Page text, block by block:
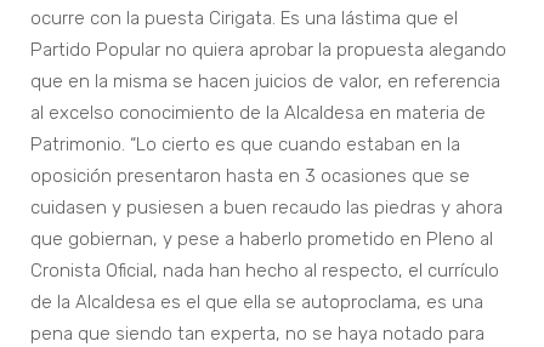
ocurre con la puesta Cirigata. Es una lástima que el
Partido Popular no quiera aprobar la propuesta alegando
que en la misma se hacen juicios de valor, en referencia
al excelso conocimiento de la Alcaldesa en materia de
Patrimonio. “Lo cierto es que cuando estaban en la
oposición presentaron hasta en 3 ocasiones que se
cuidasen y pusiesen a buen recaudo las piedras y ahora
que gobiernan, y pese a haberlo prometido en Pleno al
Cronista Oficial, nada han hecho al respecto, el currículo
de la Alcaldesa es el que ella se autoproclama, es una
pena que siendo tan experta, no se haya notado para